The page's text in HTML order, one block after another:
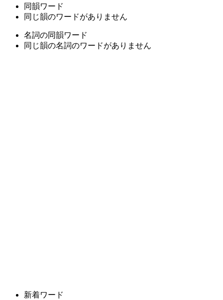
同韻ワード
同じ韻のワードがありません
名詞の同韻ワード
同じ韻の名詞のワードがありません
新着ワード